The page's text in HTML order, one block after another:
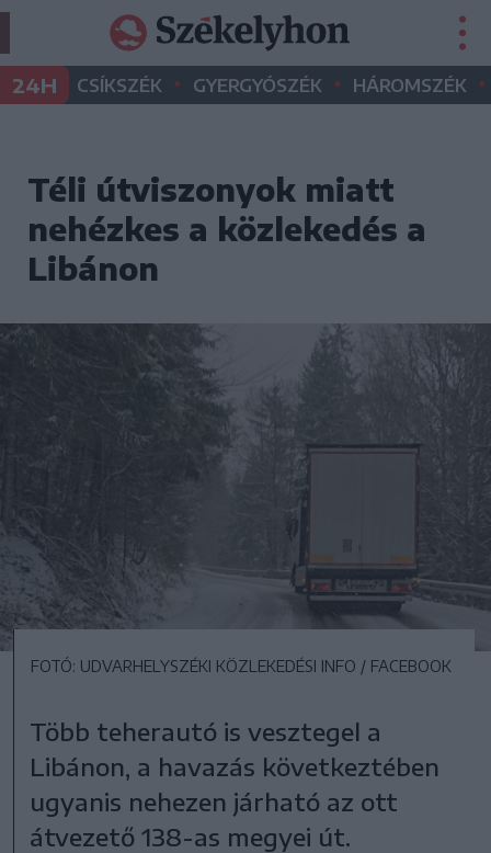
24H CSÍKSZÉK • GYERGYÓSZÉK • HÁROMSZÉK •
Téli útviszonyok miatt
nehézkes a közlekedés a
Libánon
FOTÓ: UDVARHELYSZÉKI KÖZLEKEDÉSI INFO / FACEBOOK
Több teherautó is vesztegel a
Libánon, a havazás következtében
ugyanis nehezen járható az ott
átvezető 138-as megyei út.